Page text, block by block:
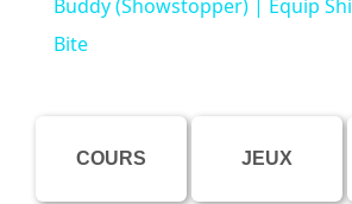
Buddy (Showstopper) | Equip
Bite
COURS JEUX